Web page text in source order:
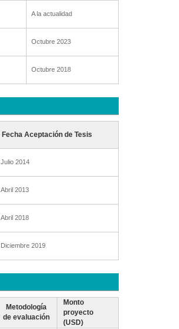
A la actualidad
Octubre 2023
Octubre 2018
Fecha Aceptación de Tesis
Julio 2014
Abril 2013
Abril 2018
Diciembre 2019
Metodología
de evaluación
Monto
proyecto
(USD)